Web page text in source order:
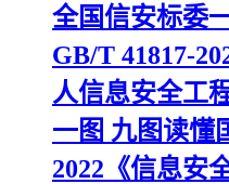
全国信安标委
GB/T 41817-
人信息安全工
一图 九图读懂
2022《信息安